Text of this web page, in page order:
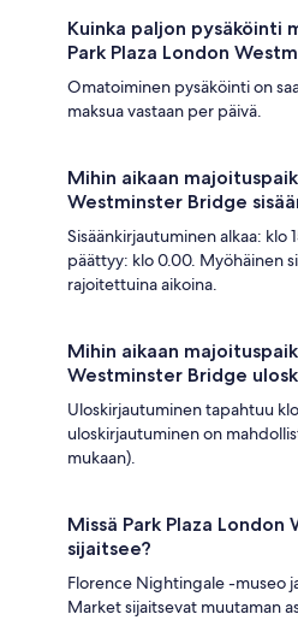
Kuinka paljon pysäköinti
Park Plaza London
Omatoiminen pysäköinti on
maksua vastaan per päivä.
Mihin aikaan
Westminster Bridge
Sisäänkirjautuminen alkaa: klo
päättyy: klo 0.00. Myöhäinen
rajoitettuina aikoina.
Mihin aikaan
Westminster Bridge
Uloskirjautuminen tapahtuu
uloskirjautuminen on
mukaan).
Missä Park Plaza
sijaitsee?
Florence Nightingale -museo
Market sijaitsevat muutaman